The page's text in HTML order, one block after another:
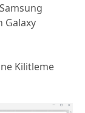
Galaxy
Kilitleme